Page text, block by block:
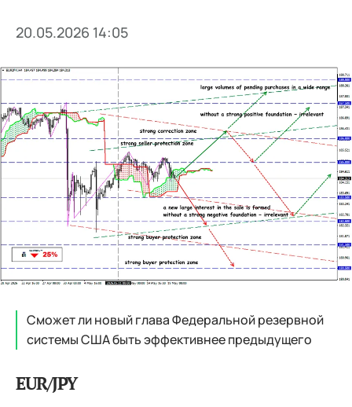
20.05.2026 14:05
Сможет ли новый глава Федеральной резервной
системы США быть эффективнее предыдущего
EUR/JPY